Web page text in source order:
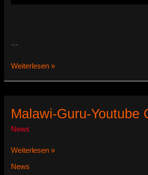
…
Partnerseite-
Weiterlesen »
Malawi-Guru-Youtube
News
Malawi-
Youtube
Weiterlesen »
News